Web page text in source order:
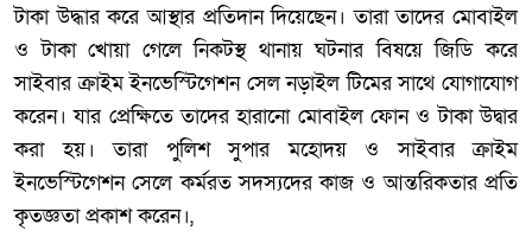
টাকা উদ্ধার করে আস্থার প্রতিদান দিয়েছেন। তারা তাদের মোবাইল
ও টাকা খোয়া গেলে নিকটস্থ থানায় ঘটনার বিষয়ে জিডি করে
সাইবার ক্রাইম ইনভেস্টিগেশন সেল নড়াইল টিমের সাথে যোগাযোগ
করেন। যার প্রেক্ষিতে তাদের হারানো মোবাইল ফোন ও টাকা উদ্বার
করা হয়। তারা পুলিশ সুপার মহোদয় ও সাইবার ক্রাইম
ইনভেস্টিগেশন সেলে কর্মরত সদস্যদের কাজ ও আন্তরিকতার প্রতি
কৃতজ্ঞতা প্রকাশ করেন।,